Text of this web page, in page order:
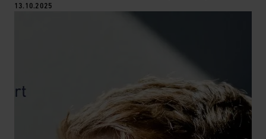
13.10.2025